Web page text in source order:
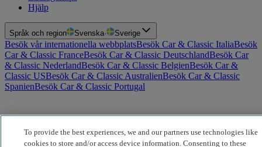
Hjälp
Språk och region Svenska· Sverige
Besök vår internationella webbplatsBesök Car & Classic ItaliaBesök
Car & Classic FranceBesök Car & Classic DeutschlandBesök Car
& Classic NederlandBesök Car & Classic BelgienBesök Car &
Classic USBesök Car & Classic AustralienBesök Car & Classic
SpanienBesök Car & Classic Portugal
To provide the best experiences, we and our partners use technologies like
cookies to store and/or access device information. Consenting to these